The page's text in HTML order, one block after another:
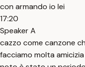
con armando io lei
17:20
Speaker A
cazzo come canzone
facciamo molta